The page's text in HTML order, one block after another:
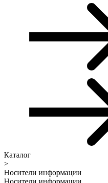
Каталог
>
Носители информации
Носители информации